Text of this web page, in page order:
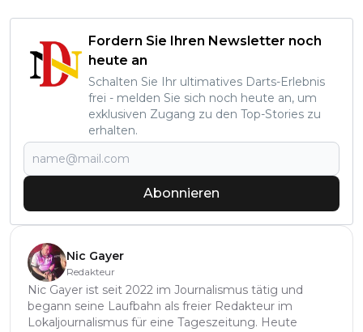
Fordern Sie Ihren Newsletter noch
heute an
Schalten Sie Ihr ultimatives Darts-Erlebnis
frei - melden Sie sich noch heute an, um
exklusiven Zugang zu den Top-Stories zu
erhalten.
Abonnieren
Nic Gayer
Redakteur
Nic Gayer ist seit 2022 im Journalismus tätig und
begann seine Laufbahn als freier Redakteur im
Lokaljournalismus für eine Tageszeitung. Heute